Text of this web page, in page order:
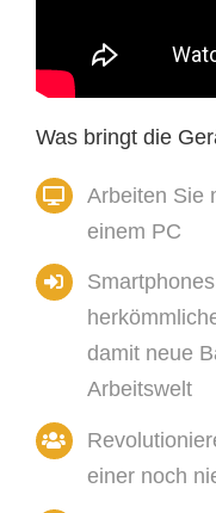
Was bringt die
Arbeiten Sie
einem PC
damit neue
Arbeitswelt
einer noch